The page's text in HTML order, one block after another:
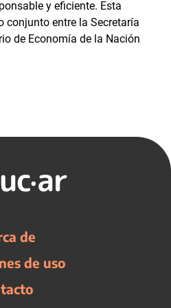
y eficiente. Esta
conjunto entre la Secretaría
de Economía de la Nación
de
de uso